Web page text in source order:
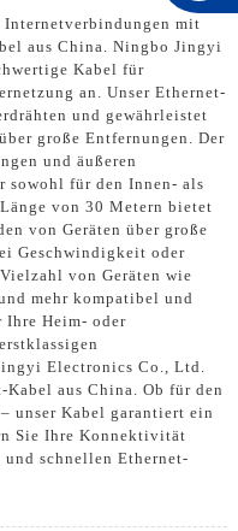
Internetverbindungen mit
aus China. Ningbo Jingyi
Kabel für
an. Unser Ethernet-
und gewährleistet
große Entfernungen. Der
und äußeren
sowohl für den Innen- als
von 30 Metern bietet
von Geräten über große
Geschwindigkeit oder
von Geräten wie
mehr kompatibel und
Ihre Heim- oder
Electronics Co., Ltd.
aus China. Ob für den
unser Kabel garantiert ein
Sie Ihre Konnektivität
und schnellen Ethernet-